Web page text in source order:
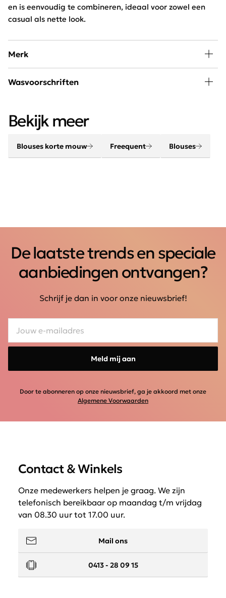
en is eenvoudig te combineren, ideaal voor zowel een
casual als nette look.
Merk
Mode, passie en creativiteit staan centraal bij
chique, elegant, stoer en helemaal van deze tijd.
Wasvoorschriften
Bekijk meer
Blouses korte mouw Freequent Blouses
De laatste trends en speciale
aanbiedingen ontvangen?
Schrijf je dan in voor onze nieuwsbrief!
Meld mij aan
Door te abonneren op onze nieuwsbrief, ga je akkoord met onze
Algemene Voorwaarden
Contact & Winkels
Onze medewerkers helpen je graag. We zijn
telefonisch bereikbaar op maandag t/m vrijdag
van 08.30 uur tot 17.00 uur.
Mail ons
0413 - 28 09 15